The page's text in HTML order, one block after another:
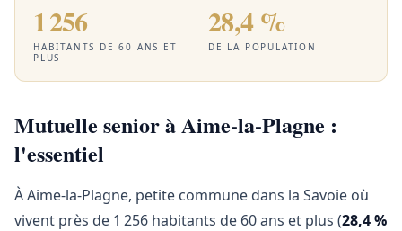
1 256
HABITANTS DE 60 ANS ET
PLUS
28,4 %
DE LA POPULATION
Mutuelle senior à Aime-la-Plagne :
l'essentiel
À Aime-la-Plagne, petite commune dans la Savoie où
vivent près de 1 256 habitants de 60 ans et plus (28,4 %